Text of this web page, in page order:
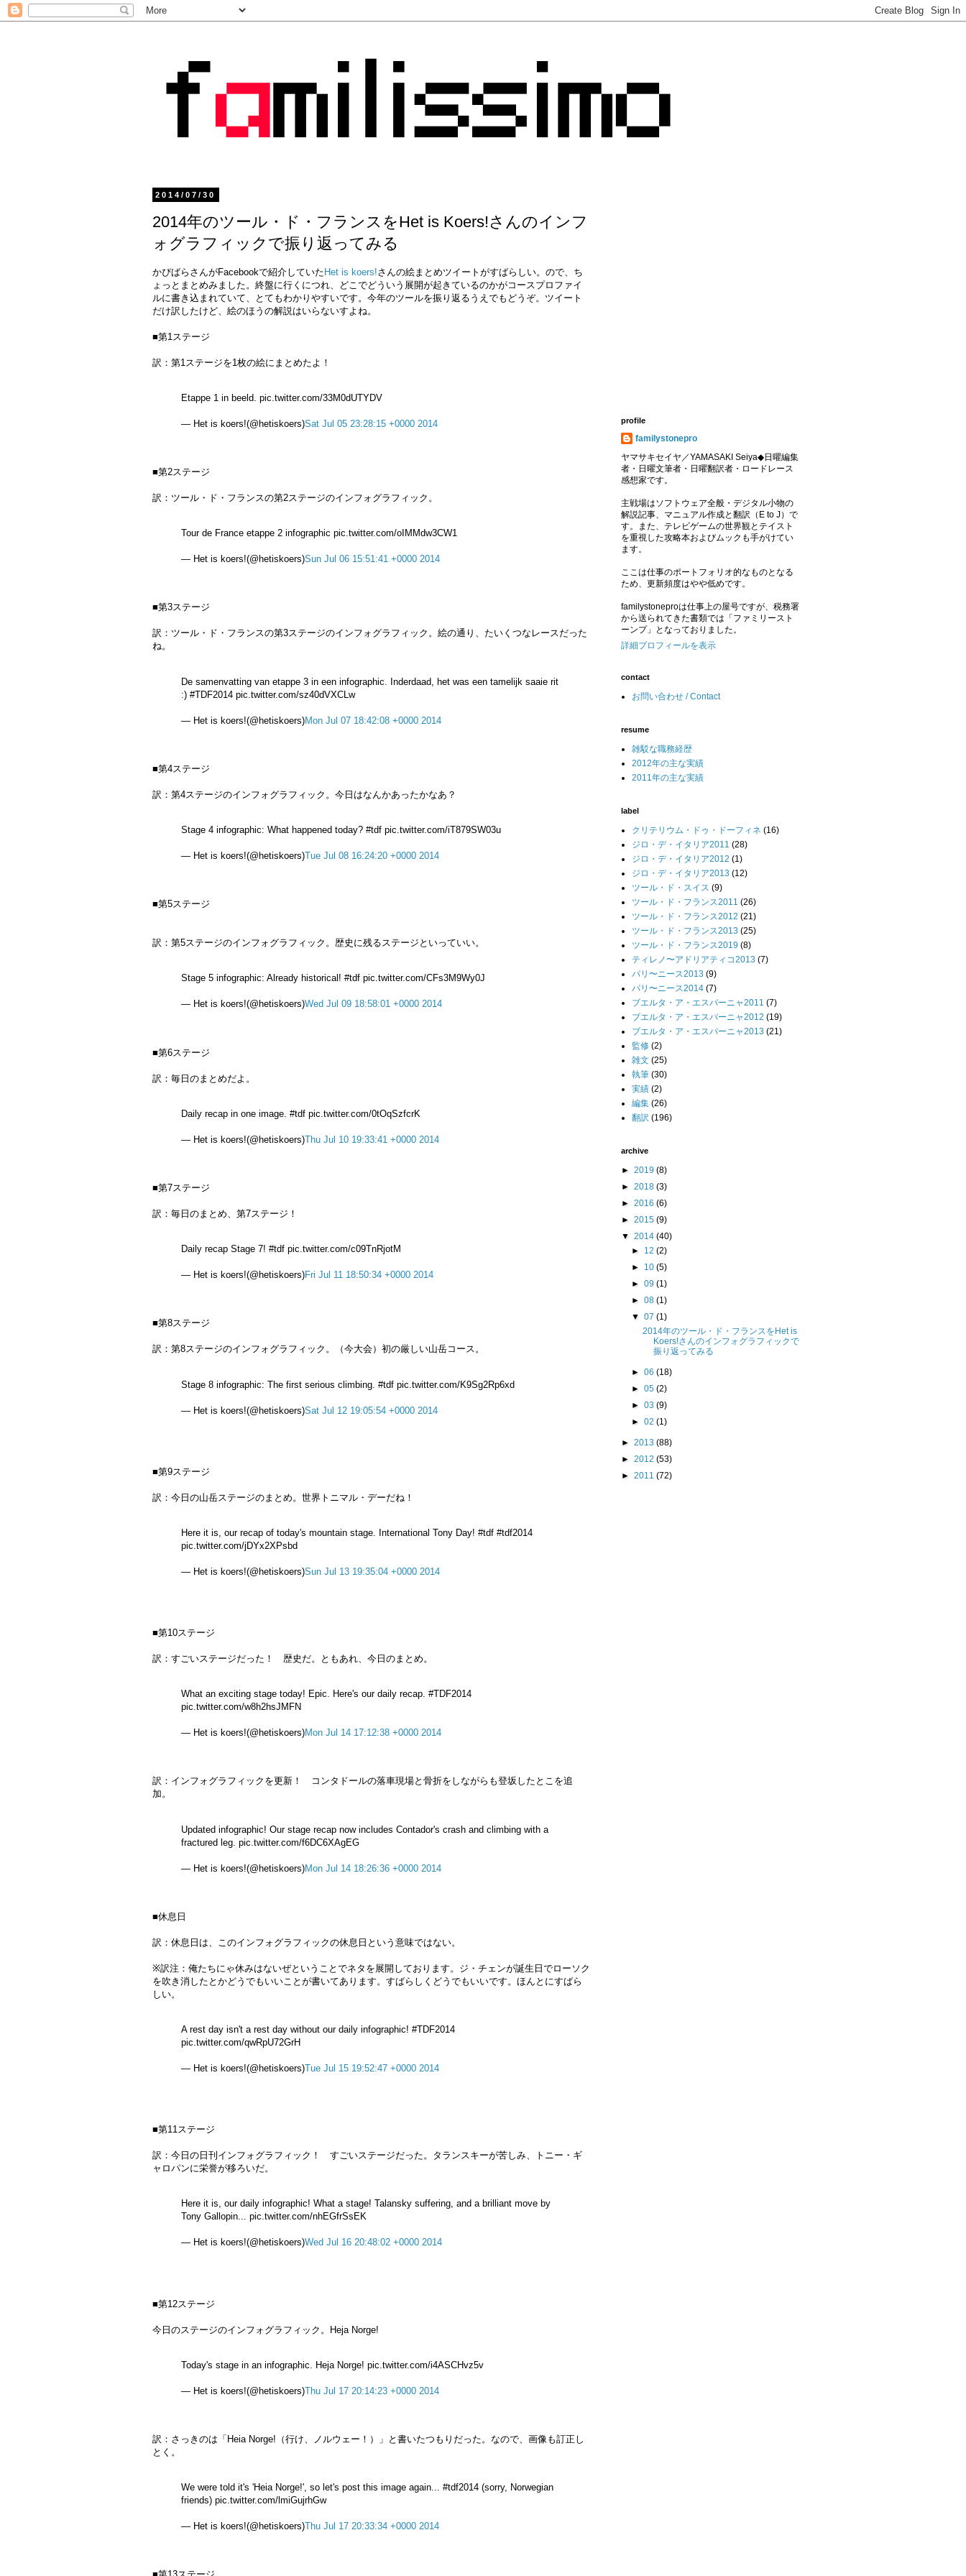
2014/07/30
2014年のツール・ド・フランスをHet is Koers!さんのインフ
ォグラフィックで振り返ってみる
かぴばらさんがFacebookで紹介していたHet is koers!さんの絵まとめツイートがすばらしい。ので、ち
ょっとまとめみました。終盤に行くにつれ、どこでどういう展開が起きているのかがコースプロファイ
ルに書き込まれていて、とてもわかりやすいです。今年のツールを振り返るうえでもどうぞ。ツイート
だけ訳したけど、絵のほうの解説はいらないすよね。
■第1ステージ
訳：第1ステージを1枚の絵にまとめたよ！
Etappe 1 in beeld. pic.twitter.com/33M0dUTYDV
— Het is koers!(@hetiskoers)Sat Jul 05 23:28:15 +0000 2014
■第2ステージ
訳：ツール・ド・フランスの第2ステージのインフォグラフィック。
Tour de France etappe 2 infographic pic.twitter.com/oIMMdw3CW1
— Het is koers!(@hetiskoers)Sun Jul 06 15:51:41 +0000 2014
■第3ステージ
訳：ツール・ド・フランスの第3ステージのインフォグラフィック。絵の通り、たいくつなレースだった
ね。
De samenvatting van etappe 3 in een infographic. Inderdaad, het was een tamelijk saaie rit
:) #TDF2014 pic.twitter.com/sz40dVXCLw
— Het is koers!(@hetiskoers)Mon Jul 07 18:42:08 +0000 2014
■第4ステージ
訳：第4ステージのインフォグラフィック。今日はなんかあったかなあ？
Stage 4 infographic: What happened today? #tdf pic.twitter.com/iT879SW03u
— Het is koers!(@hetiskoers)Tue Jul 08 16:24:20 +0000 2014
■第5ステージ
訳：第5ステージのインフォグラフィック。歴史に残るステージといっていい。
Stage 5 infographic: Already historical! #tdf pic.twitter.com/CFs3M9Wy0J
— Het is koers!(@hetiskoers)Wed Jul 09 18:58:01 +0000 2014
■第6ステージ
訳：毎日のまとめだよ。
Daily recap in one image. #tdf pic.twitter.com/0tOqSzfcrK
— Het is koers!(@hetiskoers)Thu Jul 10 19:33:41 +0000 2014
■第7ステージ
訳：毎日のまとめ、第7ステージ！
Daily recap Stage 7! #tdf pic.twitter.com/c09TnRjotM
— Het is koers!(@hetiskoers)Fri Jul 11 18:50:34 +0000 2014
■第8ステージ
訳：第8ステージのインフォグラフィック。（今大会）初の厳しい山岳コース。
Stage 8 infographic: The first serious climbing. #tdf pic.twitter.com/K9Sg2Rp6xd
— Het is koers!(@hetiskoers)Sat Jul 12 19:05:54 +0000 2014
■第9ステージ
訳：今日の山岳ステージのまとめ。世界トニマル・デーだね！
Here it is, our recap of today's mountain stage. International Tony Day! #tdf #tdf2014
pic.twitter.com/jDYx2XPsbd
— Het is koers!(@hetiskoers)Sun Jul 13 19:35:04 +0000 2014
■第10ステージ
訳：すごいステージだった！ 歴史だ。ともあれ、今日のまとめ。
What an exciting stage today! Epic. Here's our daily recap. #TDF2014
pic.twitter.com/w8h2hsJMFN
— Het is koers!(@hetiskoers)Mon Jul 14 17:12:38 +0000 2014
訳：インフォグラフィックを更新！ コンタドールの落車現場と骨折をしながらも登坂したとこを追
加。
Updated infographic! Our stage recap now includes Contador's crash and climbing with a
fractured leg. pic.twitter.com/f6DC6XAgEG
— Het is koers!(@hetiskoers)Mon Jul 14 18:26:36 +0000 2014
■休息日
訳：休息日は、このインフォグラフィックの休息日という意味ではない。
※訳注：俺たちにゃ休みはないぜということでネタを展開しております。ジ・チェンが誕生日でローソク
を吹き消したとかどうでもいいことが書いてあります。すばらしくどうでもいいです。ほんとにすばら
しい。
A rest day isn't a rest day without our daily infographic! #TDF2014
pic.twitter.com/qwRpU72GrH
— Het is koers!(@hetiskoers)Tue Jul 15 19:52:47 +0000 2014
■第11ステージ
訳：今日の日刊インフォグラフィック！ すごいステージだった。タランスキーが苦しみ、トニー・ギ
ャロパンに栄誉が移ろいだ。
Here it is, our daily infographic! What a stage! Talansky suffering, and a brilliant move by
Tony Gallopin... pic.twitter.com/nhEGfrSsEK
— Het is koers!(@hetiskoers)Wed Jul 16 20:48:02 +0000 2014
■第12ステージ
今日のステージのインフォグラフィック。Heja Norge!
Today's stage in an infographic. Heja Norge! pic.twitter.com/i4ASCHvz5v
— Het is koers!(@hetiskoers)Thu Jul 17 20:14:23 +0000 2014
訳：さっきのは「Heia Norge!（行け、ノルウェー！）」と書いたつもりだった。なので、画像も訂正し
とく。
We were told it's 'Heia Norge!', so let's post this image again... #tdf2014 (sorry, Norwegian
friends) pic.twitter.com/lmiGujrhGw
— Het is koers!(@hetiskoers)Thu Jul 17 20:33:34 +0000 2014
profile
familystonepro
ヤマサキセイヤ／YAMASAKI Seiya◆日曜編集
者・日曜文筆者・日曜翻訳者・ロードレース
感想家です。
主戦場はソフトウェア全般・デジタル小物の
解説記事、マニュアル作成と翻訳（E to J）で
す。また、テレビゲームの世界観とテイスト
を重視した攻略本およびムックも手がけてい
ます。
ここは仕事のポートフォリオ的なものとなる
ため、更新頻度はやや低めです。
familystoneproは仕事上の屋号ですが、税務署
から送られてきた書類では「ファミリースト
ーンプ」となっておりました。
詳細プロフィールを表示
contact
お問い合わせ / Contact
resume
雑駁な職務経歴
2012年の主な実績
2011年の主な実績
label
クリテリウム・ドゥ・ドーフィネ (16)
ジロ・デ・イタリア2011 (28)
ジロ・デ・イタリア2012 (1)
ジロ・デ・イタリア2013 (12)
ツール・ド・スイス (9)
ツール・ド・フランス2011 (26)
ツール・ド・フランス2012 (21)
ツール・ド・フランス2013 (25)
ツール・ド・フランス2019 (8)
ティレノ〜アドリアティコ2013 (7)
パリ〜ニース2013 (9)
パリ〜ニース2014 (7)
ブエルタ・ア・エスパーニャ2011 (7)
ブエルタ・ア・エスパーニャ2012 (19)
ブエルタ・ア・エスパーニャ2013 (21)
監修 (2)
雑文 (25)
執筆 (30)
実績 (2)
編集 (26)
翻訳 (196)
archive
► 2019 (8)
► 2018 (3)
► 2016 (6)
► 2015 (9)
▼ 2014 (40)
► 12(2)
► 10(5)
►09(1)
►08(1)
▼07(1)
2014年のツール・ド・フランスをHet is
Koers!さんのインフォグラフィックで
振り返ってみる
►06(18)
►05(2)
►03(9)
►02(1)
► 2013 (88)
► 2012 (53)
► 2011 (72)